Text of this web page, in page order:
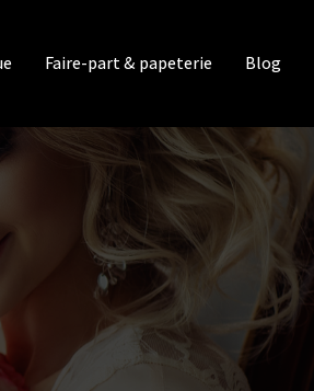
Faire-part & papeterie Blog